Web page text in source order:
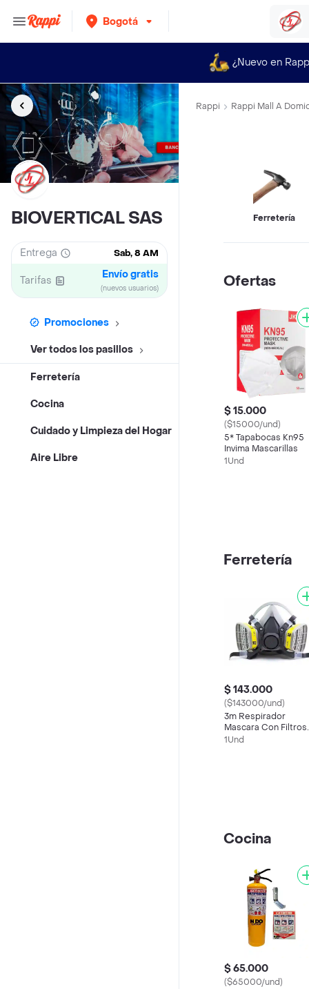
Bogotá
¿Nuevo en
BIOVERTICAL SAS
Entrega Sab, 8 AM
Tarifas Envío gratis
(nuevos usuarios)
Promociones
Ver todos los pasillos
Ferretería
Cocina
Cuidado y Limpieza del Hogar
Aire Libre
Rappi Rappi Mall A
Ferretería
Ofertas
$ 15.000
($15000/und)
5* Tapabocas Kn95
Invima Mascarillas
1Und
Ferretería
$ 143.000
($143000/und)
3m Respirador
Mascara Con Filtros
6003 Media Cara
1Und
Cocina
$ 65.000
($65000/und)